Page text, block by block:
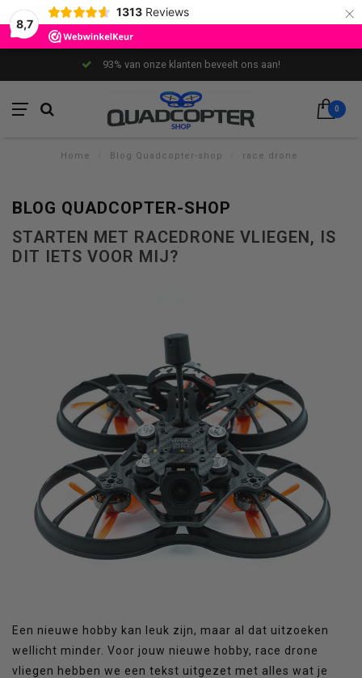
8,7
1313 Reviews ×
93% van onze klanten beveelt ons aan!
0
Home Blog Quadcopter-shop race drone
BLOG QUADCOPTER-SHOP
STARTEN MET RACEDRONE VLIEGEN, IS
DIT IETS VOOR MIJ?
Een nieuwe hobby kan leuk zijn, maar al dat uitzoeken
wellicht minder. Voor jouw nieuwe hobby, race drone
vliegen hebben we een tekst uitgezet met alles wat je